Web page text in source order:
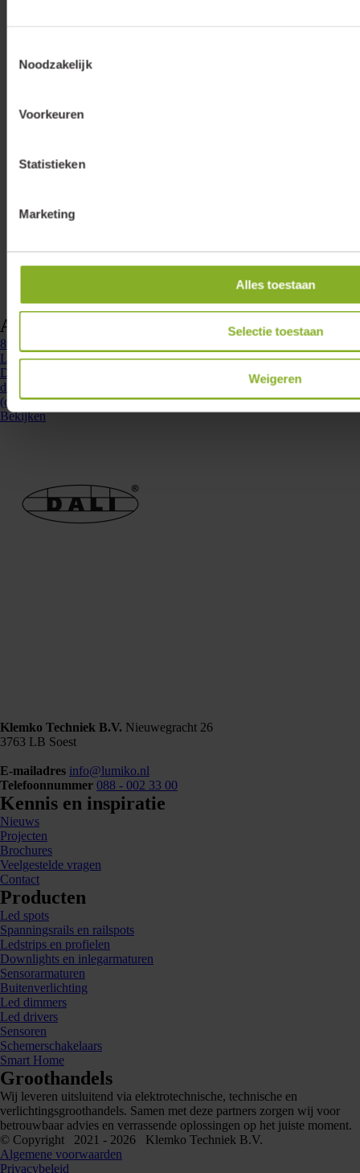
Noodzakelijk
Voorkeuren
Statistieken
Marketing
Alles toestaan
Selectie toestaan
Weigeren
Accessoires & opties
891005
Lumiko DALI master led dimmer 230V | 891005
Deze Lumiko DALI master dimmer is geschikt voor het schakelen en
dimmen van DALI-verlichting. Dat betekent dat onze 230V druk
(draai) LED dimmer gelijktijdig tot 50 ...
Bekijken
Klemko Techniek B.V. Nieuwegracht 26
3763 LB Soest
E-mailadres info@lumiko.nl
Telefoonnummer 088 - 002 33 00
Kennis en inspiratie
Nieuws
Projecten
Brochures
Veelgestelde vragen
Contact
Producten
Led spots
Spanningsrails en railspots
Ledstrips en profielen
Downlights en inlegarmaturen
Sensorarmaturen
Buitenverlichting
Led dimmers
Led drivers
Sensoren
Schemerschakelaars
Smart Home
Groothandels
Wij leveren uitsluitend via elektrotechnische, technische en
verlichtingsgroothandels. Samen met deze partners zorgen wij voor
betrouwbaar advies en verrassende oplossingen op het juiste moment.
© Copyright 2021 - 2026 Klemko Techniek B.V.
Algemene voorwaarden
Privacybeleid